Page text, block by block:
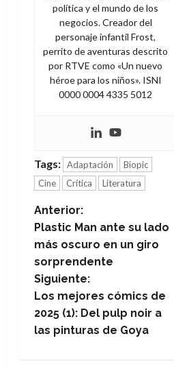
política y el mundo de los
negocios. Creador del
personaje infantil Frost,
perrito de aventuras descrito
por RTVE como «Un nuevo
héroe para los niños». ISNI
0000 0004 4335 5012
Tags: Adaptación
Biopic
Cine
Crítica Literatura
N
a
v
e
g
Anterior:
Plastic Man ante su lado
más oscuro en un giro
sorprendente
Siguiente:
Los mejores cómics de
2025 (1): Del pulp noir a
las pinturas de Goya